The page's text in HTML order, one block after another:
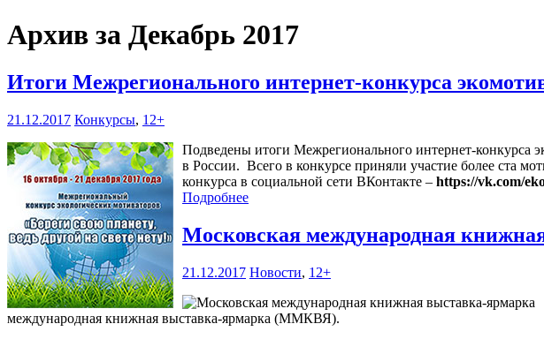
Архив за Декабрь 2017
Итоги Межрегионального интернет-конкурса
21.12.2017 Конкурсы, 12+
Подведены итоги Межрегионального интернет-конкурса
в России. Всего в конкурсе приняли участие более ста
конкурса в социальной сети ВКонтакте – https://vk.com/
Подробнее
Московская международная
21.12.2017 Новости, 12+
международная книжная выставка-ярмарка (ММКВЯ).